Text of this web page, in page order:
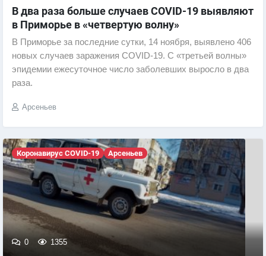
В два раза больше случаев COVID-19 выявляют
в Приморье в «четвертую волну»
В Приморье за последние сутки, 14 ноября, выявлено 406
новых случаев заражения COVID-19. С «третьей волны»
эпидемии ежесуточное число заболевших выросло в два
раза.
Арсеньев
Коронавирус COVID-19 Арсеньев
0 1355